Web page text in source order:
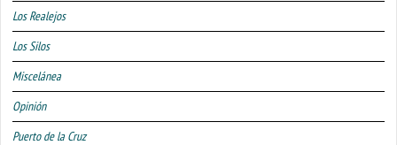
Los Realejos
Los Silos
Miscelánea
Opinión
Puerto de la Cruz